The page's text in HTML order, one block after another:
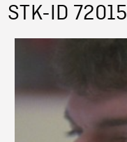
STK-ID 72015